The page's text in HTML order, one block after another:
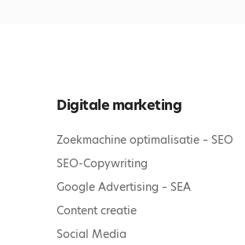
Digitale marketing
Zoekmachine optimalisatie – SEO
SEO-Copywriting
Google Advertising – SEA
Content creatie
Social Media